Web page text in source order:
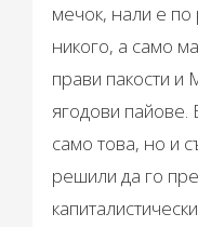
мечок, нали е по
никого, а само
прави пакости и
ягодови
само това, но и
решили да го